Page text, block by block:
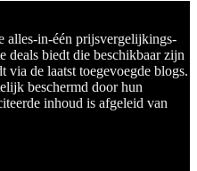
alles-in-één prijsvergelijkings-
deals biedt die beschikbaar zijn
via de laatst toegevoegde blogs.
beschermd door hun
inhoud is afgeleid van